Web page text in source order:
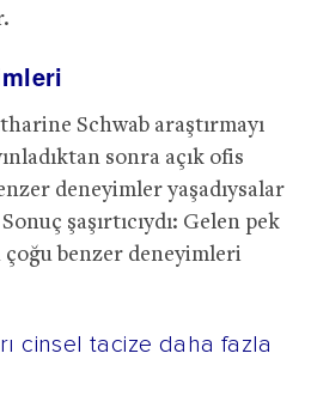
Schwab araştırmayı
sonra açık ofis
deneyimler yaşadıysalar
şaşırtıcıydı: Gelen pek
çoğu benzer deneyimleri
cinsel tacize daha fazla